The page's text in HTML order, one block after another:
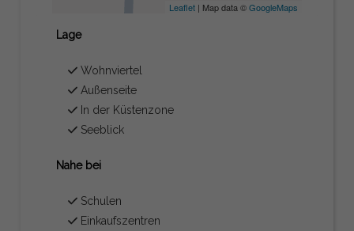
Leaflet| Map data ©GoogleMaps
Lage
Wohnviertel
Außenseite
In der Küstenzone
Seeblick
Nahe bei
Schulen
Einkaufszentren